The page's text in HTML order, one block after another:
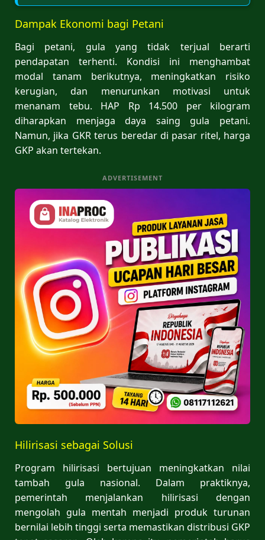
Dampak Ekonomi bagi Petani
Bagi petani, gula yang tidak terjual berarti
pendapatan terhenti. Kondisi ini menghambat
modal tanam berikutnya, meningkatkan risiko
kerugian, dan menurunkan motivasi untuk
menanam tebu. HAP Rp 14.500 per kilogram
diharapkan menjaga daya saing gula petani.
Namun, jika GKR terus beredar di pasar ritel, harga
GKP akan tertekan.
ADVERTISEMENT
Hilirisasi sebagai Solusi
Program hilirisasi bertujuan meningkatkan nilai
tambah gula nasional. Dalam praktiknya,
pemerintah menjalankan hilirisasi dengan
mengolah gula mentah menjadi produk turunan
bernilai lebih tinggi serta memastikan distribusi GKP